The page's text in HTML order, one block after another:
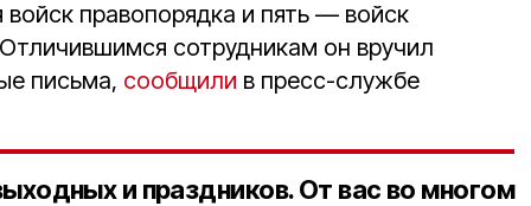
войск правопорядка и пять — войск
сотрудникам он вручил
письма, сообщили в пресс-службе
и праздников. От вас во многом